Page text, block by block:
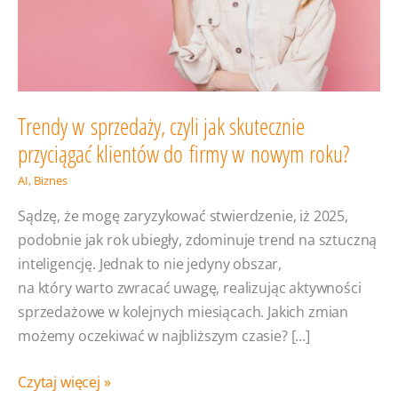
Trendy w sprzedaży, czyli jak skutecznie
przyciągać klientów do firmy w nowym roku?
AI, Biznes
Sądzę, że mogę zaryzykować stwierdzenie, iż 2025,
podobnie jak rok ubiegły, zdominuje trend na sztuczną
inteligencję. Jednak to nie jedyny obszar,
na który warto zwracać uwagę, realizując aktywności
sprzedażowe w kolejnych miesiącach. Jakich zmian
możemy oczekiwać w najbliższym czasie? […]
Trendy
Czytaj więcej »